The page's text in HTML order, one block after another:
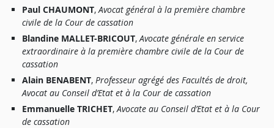
Paul CHAUMONT, Avocat général à la première chambre
civile de la Cour de cassation
Blandine MALLET-BRICOUT, Avocate générale en service
extraordinaire à la première chambre civile de la Cour de
cassation
Alain BENABENT, Professeur agrégé des Facultés de droit,
Avocat au Conseil d’Etat et à la Cour de cassation
Emmanuelle TRICHET, Avocate au Conseil d’Etat et à la Cour
de cassation